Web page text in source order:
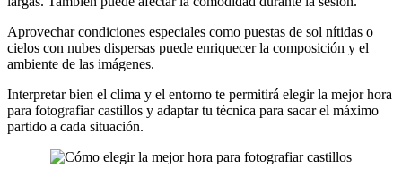
Aprovechar condiciones especiales como puestas de sol nítidas o
cielos con nubes dispersas puede enriquecer la composición y el
ambiente de las imágenes.
Interpretar bien el clima y el entorno te permitirá elegir la mejor hora
para fotografiar castillos y adaptar tu técnica para sacar el máximo
partido a cada situación.